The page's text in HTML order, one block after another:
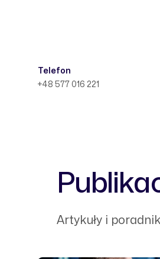
Telefon
+48 577 016 221
Artykuły i